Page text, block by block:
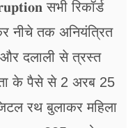
सभी रिकॉर्ड
नीचे तक अनियंत्रित
और दलाली से त्रस्त
के पैसे से 2 अरब 25
रथ बुलाकर महिला